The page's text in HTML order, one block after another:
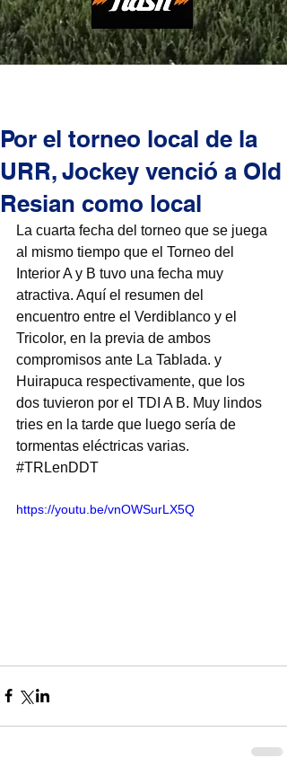
Por el torneo local de la
URR, Jockey venció a Old
Resian como local
La cuarta fecha del torneo que se juega
al mismo tiempo que el Torneo del
Interior A y B tuvo una fecha muy
atractiva. Aquí el resumen del
encuentro entre el Verdiblanco y el
Tricolor, en la previa de ambos
compromisos ante La Tablada. y
Huirapuca respectivamente, que los
dos tuvieron por el TDI A B. Muy lindos
tries en la tarde que luego sería de
tormentas eléctricas varias.
#TRLenDDT
https://youtu.be/vnOWSurLX5Q